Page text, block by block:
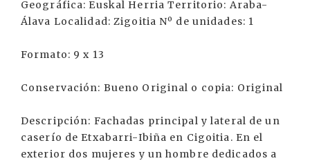
Geográfica: Euskal Herria Territorio: Araba-
Álava Localidad: Zigoitia Nº de unidades: 1
Formato: 9 x 13
Conservación: Bueno Original o copia: Original
Descripción: Fachadas principal y lateral de un
caserío de Etxabarri-Ibiña en Cigoitia. En el
exterior dos mujeres y un hombre dedicados a